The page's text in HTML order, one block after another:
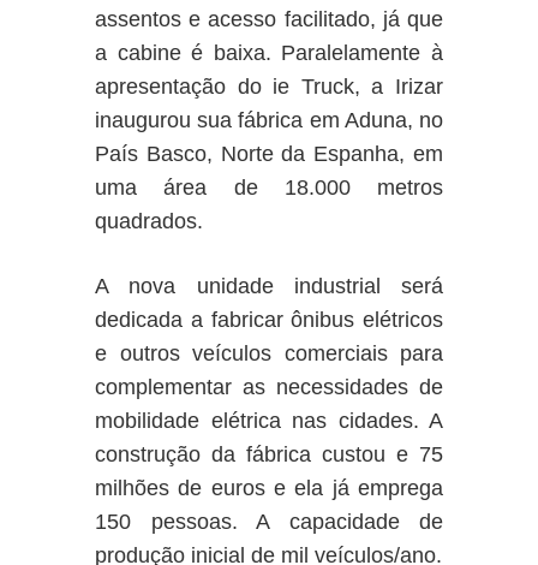
assentos e acesso facilitado, já que
a cabine é baixa. Paralelamente à
apresentação do ie Truck, a Irizar
inaugurou sua fábrica em Aduna, no
País Basco, Norte da Espanha, em
uma área de 18.000 metros
quadrados.
A nova unidade industrial será
dedicada a fabricar ônibus elétricos
e outros veículos comerciais para
complementar as necessidades de
mobilidade elétrica nas cidades. A
construção da fábrica custou e 75
milhões de euros e ela já emprega
150 pessoas. A capacidade de
produção inicial de mil veículos/ano.